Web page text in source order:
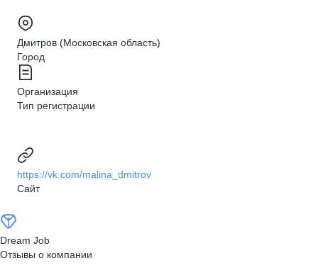
Дмитров (Московская область)
Город
Организация
Тип регистрации
https://vk.com/malina_dmitrov
Сайт
Dream Job
Отзывы о компании